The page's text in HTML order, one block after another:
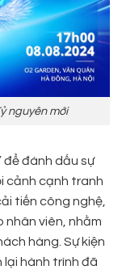
nguyên mới
để đánh dấu sự
cảnh cạnh tranh
tiến công nghệ,
viên, nhằm
hàng. Sự kiện
lại hành trình đã